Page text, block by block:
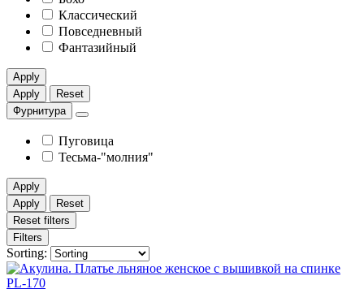
Классический
Повседневный
Фантазийный
Apply
Apply
Reset
Фурнитура
Пуговица
Тесьма-"молния"
Apply
Apply
Reset
Reset filters
Filters
Sorting: